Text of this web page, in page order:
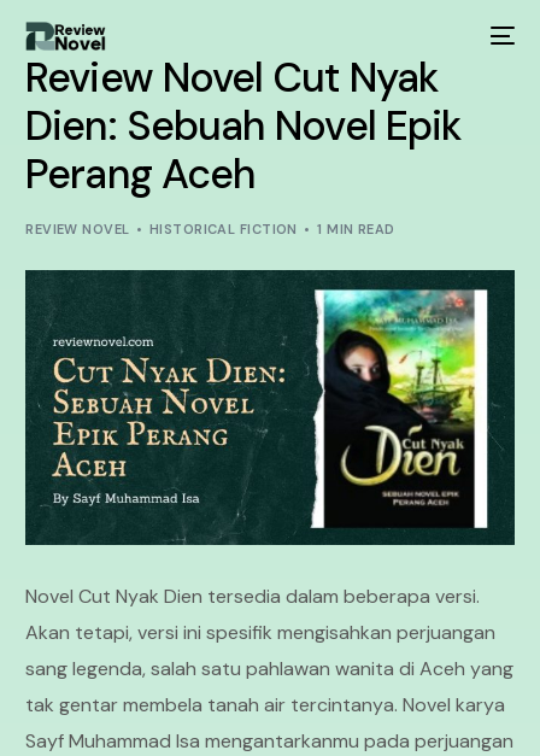
Review Novel Cut Nyak
Dien: Sebuah Novel Epik
Perang Aceh
REVIEW NOVEL HISTORICAL FICTION 1 MIN READ
Novel Cut Nyak Dien tersedia dalam beberapa versi.
Akan tetapi, versi ini spesifik mengisahkan perjuangan
sang legenda, salah satu pahlawan wanita di Aceh yang
tak gentar membela tanah air tercintanya. Novel karya
Sayf Muhammad Isa mengantarkanmu pada perjuangan